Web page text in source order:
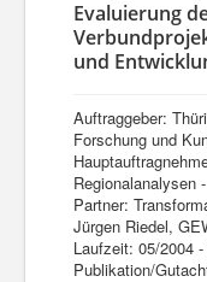
Über uns
Projekte
Gesellschafter
Netzwerk
Evaluierung
und
Auftraggeber:
Forschung und
Regionalanalysen
Partner:
Jürgen Riedel,
Laufzeit: 05/2004
Publikation/